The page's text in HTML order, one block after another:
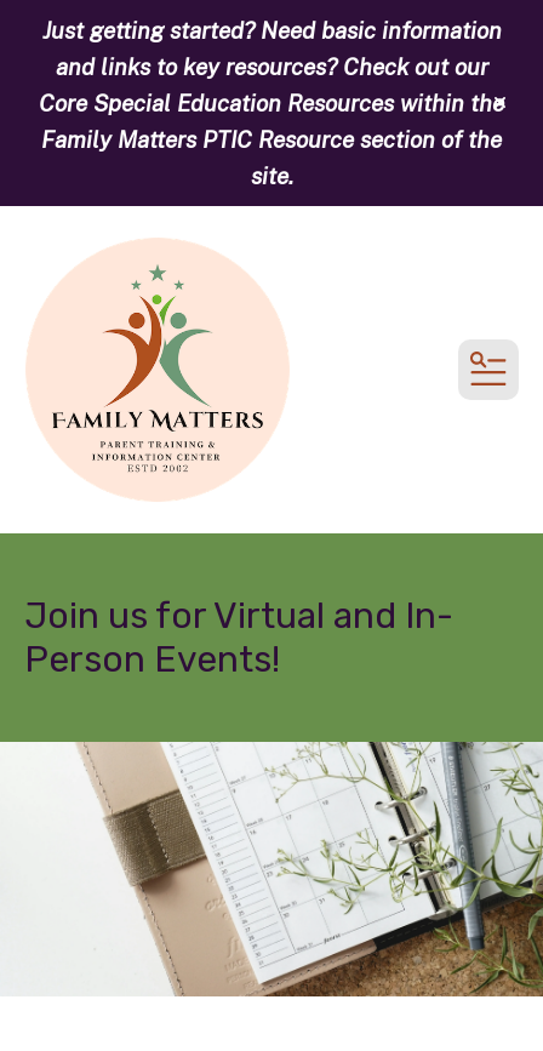
Just getting started? Need basic information
and links to key resources? Check out our
Core Special Education Resources within the
Family Matters PTIC Resource section of the
site.
alert
Join us for Virtual and In-
Person Events!